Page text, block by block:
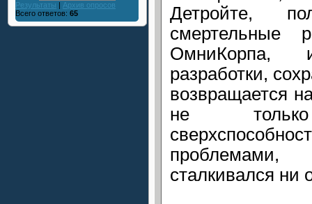
Результаты | Архив опросов
Всего ответов: 65
Детройте,
смертельные
ОмниКорпа,
разработки,
возвращается
не
сталкивался ни